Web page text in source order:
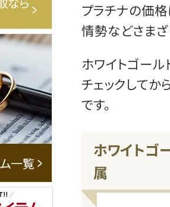
プラチナの価
情勢などさま
ホワイトゴー
チェックして
です。
ホワイトゴ
属